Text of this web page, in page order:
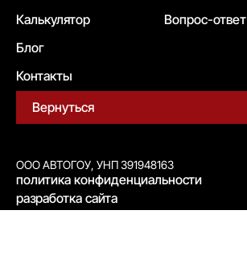
Калькулятор
Блог
Контакты
Вопрос-ответ
Вернуться
ООО АВТОГОУ, УНП 391948163
политика конфиденциальности
разработка сайта